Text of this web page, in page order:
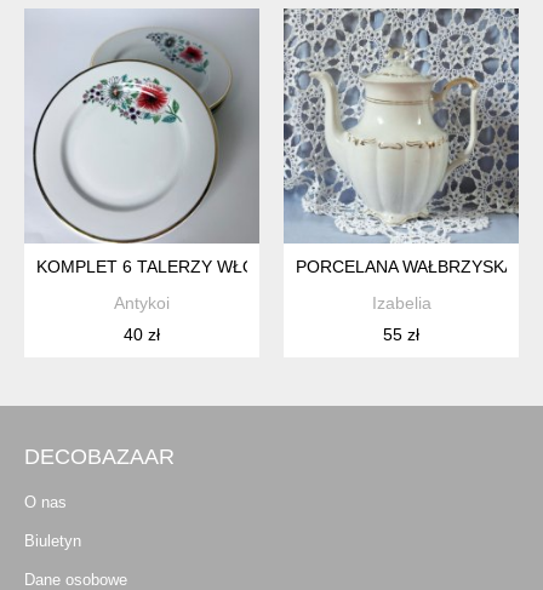
KOMPLET 6 TALERZY WŁOCŁAWEK PRL POLSKI DESIGN
Antykoi
40 zł
PORCELANA WAŁBRZYSKA
Izabelia
55 zł
DECOBAZAAR
O nas
Biuletyn
Dane osobowe